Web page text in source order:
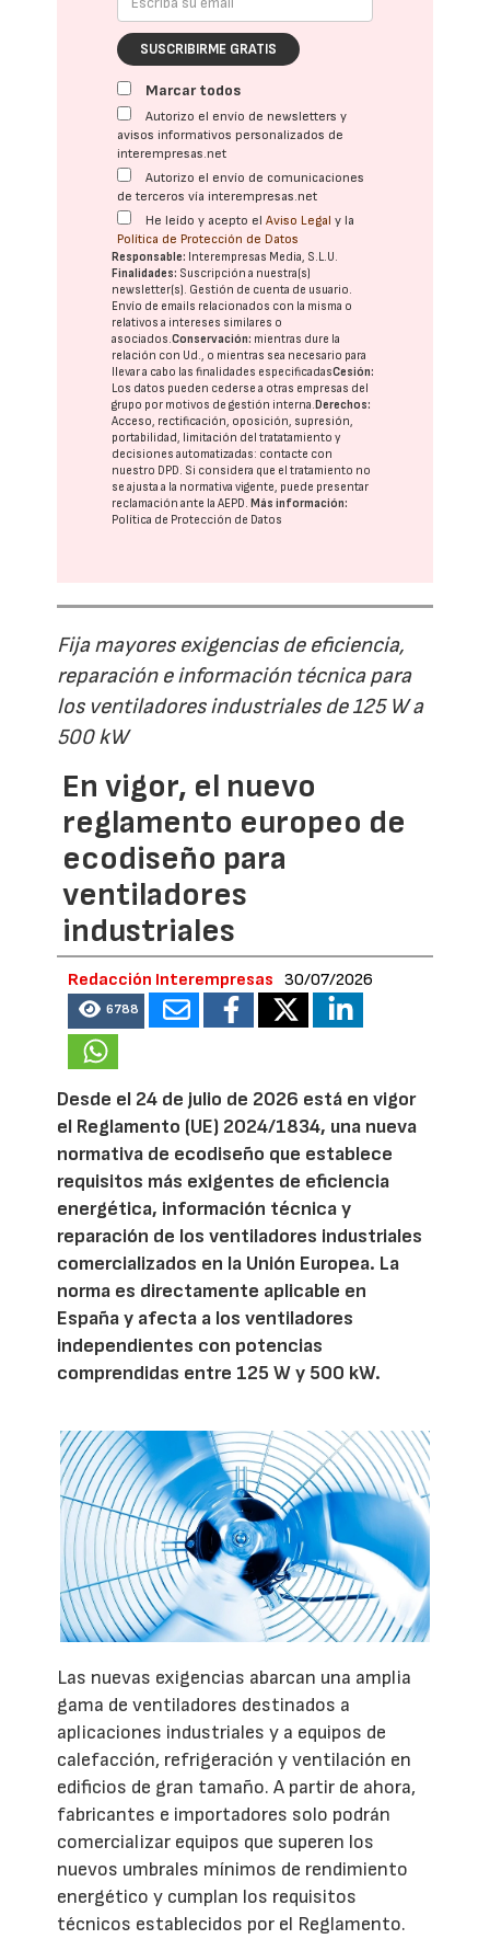
SUSCRIBIRME GRATIS
Marcar todos
Autorizo el envío de newsletters y
avisos informativos personalizados de
interempresas.net
Autorizo el envío de comunicaciones
de terceros vía interempresas.net
He leído y acepto elAviso Legal y la
Política de Protección de Datos
Responsable: Interempresas Media, S.L.U.
Finalidades: Suscripción a nuestra(s)
newsletter(s). Gestión de cuenta de usuario.
Envío de emails relacionados con la misma o
relativos a intereses similares o
asociados.Conservación: mientras dure la
relación con Ud., o mientras sea necesario para
llevar a cabo las finalidades especificadasCesión:
Los datos pueden cederse a otras empresas del
grupo por motivos de gestión interna.Derechos:
Acceso, rectificación, oposición, supresión,
portabilidad, limitación del tratatamiento y
decisiones automatizadas: contacte con
nuestro DPD. Si considera que el tratamiento no
se ajusta a la normativa vigente, puede presentar
reclamación ante laAEPD.Más información:
Política de Protección de Datos
Fija mayores exigencias de eficiencia,
reparación e información técnica para
los ventiladores industriales de 125 W a
500 kW
En vigor, el nuevo
reglamento europeo de
ecodiseño para
ventiladores
industriales
Redacción Interempresas 30/07/2026
6788
Desde el 24 de julio de 2026 está en vigor
el Reglamento (UE) 2024/1834, una nueva
normativa de ecodiseño que establece
requisitos más exigentes de eficiencia
energética, información técnica y
reparación de los ventiladores industriales
comercializados en la Unión Europea. La
norma es directamente aplicable en
España y afecta a los ventiladores
independientes con potencias
comprendidas entre 125 W y 500 kW.
Las nuevas exigencias abarcan una amplia
gama de ventiladores destinados a
aplicaciones industriales y a equipos de
calefacción, refrigeración y ventilación en
edificios de gran tamaño. A partir de ahora,
fabricantes e importadores solo podrán
comercializar equipos que superen los
nuevos umbrales mínimos de rendimiento
energético y cumplan los requisitos
técnicos establecidos por el Reglamento.